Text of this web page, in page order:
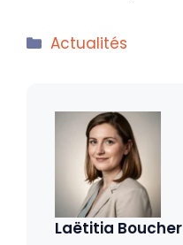
Catégories
Actualités
Laëtitia Boucher